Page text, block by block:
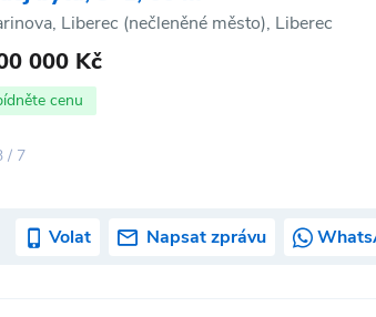
Liberec (nečleněné město), Liberec
000 Kč
cenu
/ 7
Volat Napsat zprávu